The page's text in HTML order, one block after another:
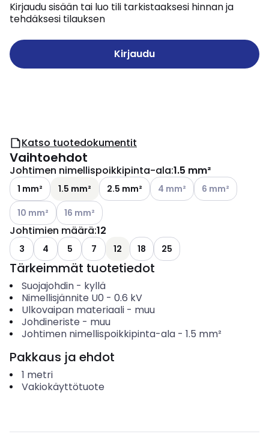
Kirjaudu sisään tai luo tili tarkistaaksesi hinnan ja
tehdäksesi tilauksen
Kirjaudu
Katso tuotedokumentit
Vaihtoehdot
Johtimen nimellispoikkipinta-ala:1.5 mm²
1 mm² 1.5 mm² 2.5 mm² Katso käytettävissä olevat
4 mm² Katso
6 mm²
Katso käytettävissä olevat vaihtoehdot
10 mm² Katso käytettävissä olevat vaihtoehdot
16 mm²
Johtimien määrä:12
3 4 5 7 12 18 25
Tärkeimmät tuotetiedot
Suojajohdin- kyllä
Nimellisjännite U0 - 0.6 kV
Ulkovaipan materiaali- muu
Johdineriste - muu
Johtimen nimellispoikkipinta-ala- 1.5 mm²
Pakkaus ja ehdot
1 metri
Vakiokäyttötuote